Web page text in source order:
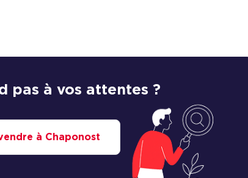
pas à vos attentes ?
à Chaponost